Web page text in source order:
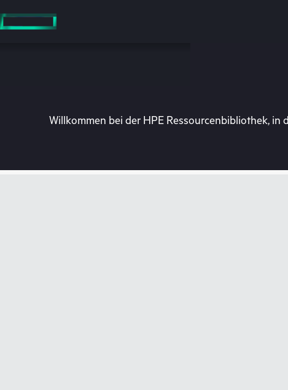
Hauptinhalt
wechseln
Willkommen bei der HPE Ressourcenbibliothek,